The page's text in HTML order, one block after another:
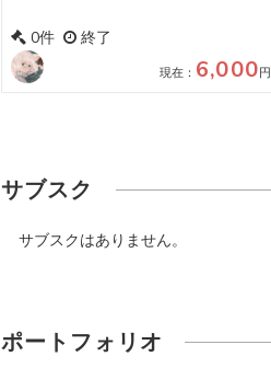
0件 終了
現在： 6,000円
サブスク
サブスクはありません。
ポートフォリオ